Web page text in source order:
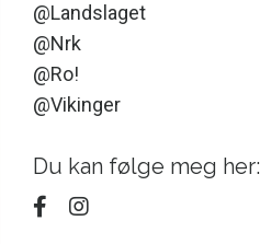
@landslaget
@nrk
@ro!
@vikinger
Du kan følge meg her: